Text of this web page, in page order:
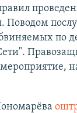
Поводом
по